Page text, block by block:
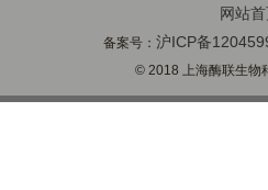
网站
备案号：沪ICP备
© 2018 上海酶联生物